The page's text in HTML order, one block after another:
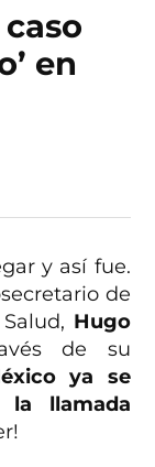
en
y así fue.
de
Hugo
de su
ya se
llamada